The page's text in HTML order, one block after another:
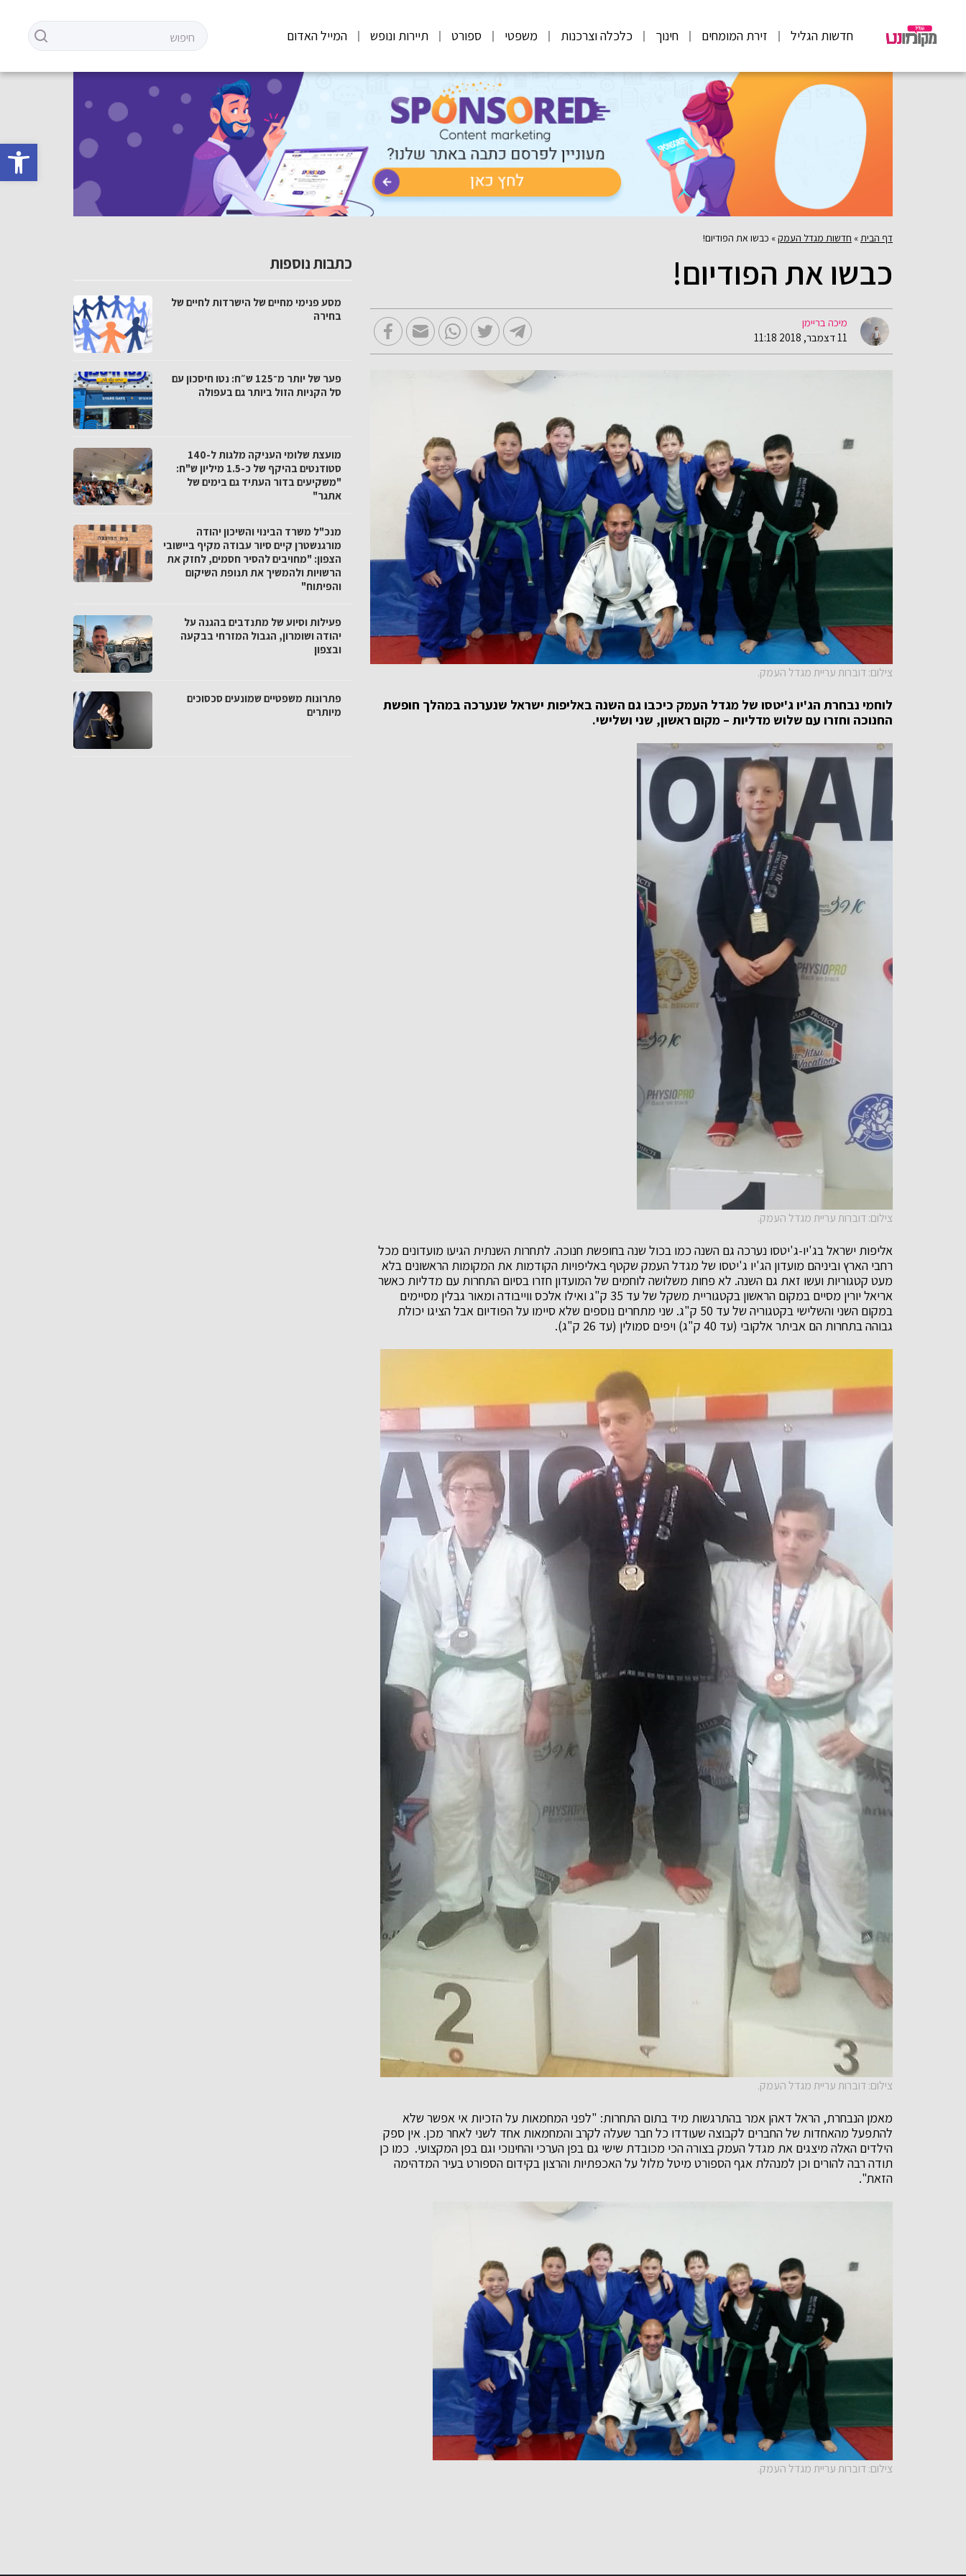
פתח
חדשות הגליל זירת המומחים חינוך כלכלה וצרכנות משפטי ספורט תיירות ונופש המייל האדום
דף הבית » חדשות מגדל העמק» כבשו את הפודיום!
כבשו את הפודיום!
מיכה בריימן
11 דצמבר, 2018 11:18
צילום: דוברות עריית מגדל העמק.
לוחמי נבחרת הג'יו ג'יטסו של מגדל העמק כיכבו גם השנה באליפות ישראל שנערכה במהלך חופשת
החנוכה וחזרו עם שלוש מדליות – מקום ראשון, שני ושלישי.
צילום: דוברות עריית מגדל העמק.
אליפות ישראל בג'יו-ג'יטסו נערכה גם השנה כמו בכול שנה בחופשת חנוכה. לתחרות השנתית הגיעו מועדונים מכל
רחבי הארץ וביניהם מועדון הג'יו ג'יטסו של מגדל העמק שקטף באליפויות הקודמות את המקומות הראשונים בלא
מעט קטגוריות ועשו זאת גם השנה. לא פחות משלושה לוחמים של המועדון חזרו בסיום התחרות עם מדליות כאשר
אריאל יורין מסיים במקום הראשון בקטגוריית משקל של עד 35 ק"ג ואילו אלכס ווייבודה ומאור גבלין מסיימים
במקום השני והשלישי בקטגוריה של עד 50 ק"ג. שני מתחרים נוספים שלא סיימו על הפודיום אבל הציגו יכולת
גבוהה בתחרות הם אביתר אלקובי (עד 40 ק"ג) ויפים סמולין (עד 26 ק"ג).
צילום: דוברות עריית מגדל העמק.
מאמן הנבחרת, הראל דאהן אמר בהתרגשות מיד בתום התחרות: "לפני המחמאות על הזכיות אי אפשר שלא
להתפעל מהאחדות של החברים לקבוצה שעודדו כל חבר שעלה לקרב והמחמאות אחד לשני לאחר מכן. אין ספק
הילדים האלה מיצגים את מגדל העמק בצורה הכי מכובדת שישי גם בפן הערכי והחינוכי וגם בפן המקצועי. כמו כן
תודה רבה להורים וכן למנהלת אגף הספורט מיטל מלול על האכפתיות והרצון בקידום הספורט בעיר המדהימה
הזאת".
צילום: דוברות עריית מגדל העמק.
כתבות נוספות
מסע פנימי מחיים של הישרדות לחיים של
בחירה
פער של יותר מ־125 ש״ח: נטו חיסכון עם
סל הקניות הזול ביותר גם בעפולה
מועצת שלומי העניקה מלגות ל-140
סטודנטים בהיקף של כ-1.5 מיליון ש"ח:
"משקיעים בדור העתיד גם בימים של
אתגר"
מנכ"ל משרד הבינוי והשיכון יהודה
מורגנשטרן קיים סיור עבודה מקיף ביישובי
הצפון: "מחויבים להסיר חסמים, לחזק את
הרשויות ולהמשיך את תנופת השיקום
והפיתוח"
פעילות וסיוע של מתנדבים בהגנה על
יהודה ושומרון, הגבול המזרחי בבקעה
ובצפון
פתרונות משפטיים שמונעים סכסוכים
מיותרים